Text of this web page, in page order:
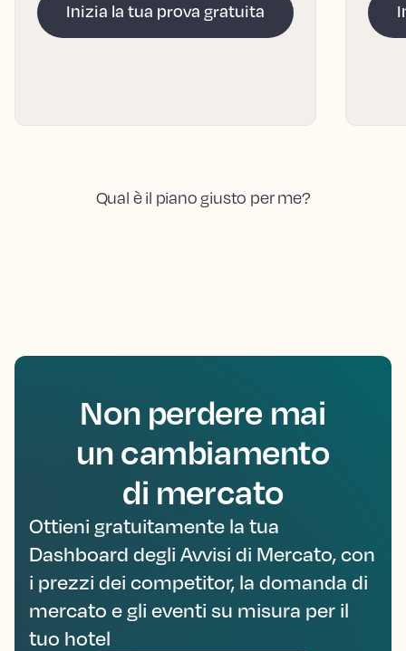
Inizia la tua prova gratuita
Qual è il piano giusto per me?
Non perdere mai
un cambiamento
di mercato
Ottieni gratuitamente la tua
Dashboard degli Avvisi di Mercato, con
i prezzi dei competitor, la domanda di
mercato e gli eventi su misura per il
tuo hotel